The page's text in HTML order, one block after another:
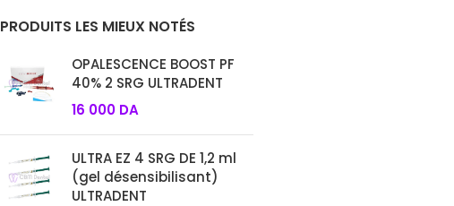
PRODUITS LES MIEUX NOTÉS
OPALESCENCE BOOST PF
40% 2 SRG ULTRADENT
16 000 DA
ULTRA EZ 4 SRG DE 1,2 ml
(gel désensibilisant)
ULTRADENT